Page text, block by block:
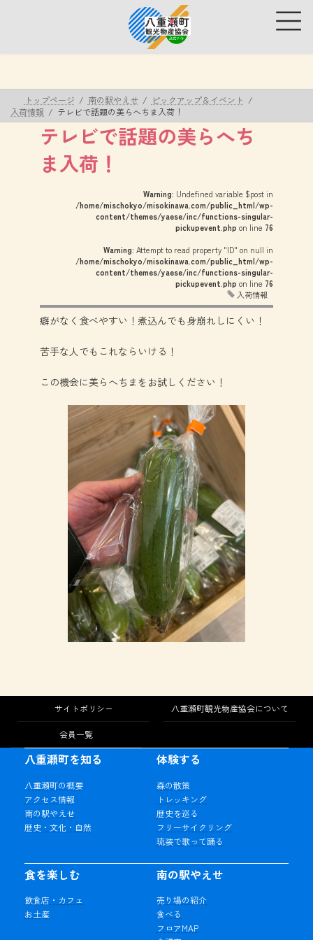
ス
ン
トップページ 南の駅やえせ
ピックアップ＆イベント
入荷情報
テレビで話題の美らへちま入荷！
テレビで話題の美らへち
ま入荷！
Warning: Undefined variable $post in
/home/mischokyo/misokinawa.com/public_html/wp-
content/themes/yaese/inc/functions-singular-
pickupevent.php on line 76
Warning: Attempt to read property "ID" on null in
/home/mischokyo/misokinawa.com/public_html/wp-
content/themes/yaese/inc/functions-singular-
pickupevent.php on line 76
入荷情報
癖がなく食べやすい！煮込んでも身崩れしにくい！
苦手な人でもこれならいける！
この機会に美らへちまをお試しください！
サイトポリシー 八重瀬町観光物産協会について
会員一覧
八重瀬町を知る
八重瀬町の概要
アクセス情報
南の駅やえせ
歴史・文化・自然
体験する
森の散策
トレッキング
歴史を巡る
フリーサイクリング
琉装で歌って踊る
食を楽しむ
飲食店・カフェ
お土産
南の駅やえせ
売り場の紹介
食べる
フロアMAP